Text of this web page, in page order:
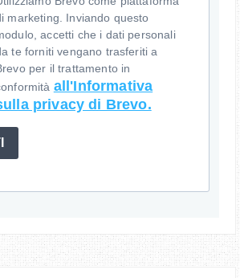
marketing. Inviando questo
accetti che i dati personali
te forniti vengano trasferiti a
per il trattamento in
all'Informativa
privacy di Brevo.